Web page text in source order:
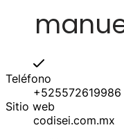
Teléfono
+525572619986
Sitio web
codisei.com.mx